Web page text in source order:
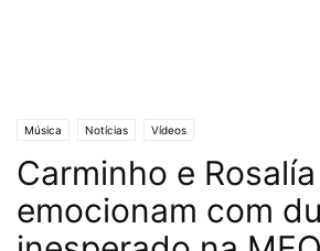
Música Notícias Vídeos
Carminho e Rosalía
emocionam com